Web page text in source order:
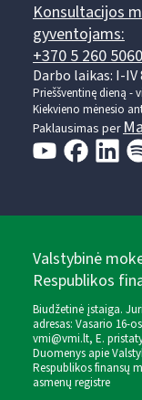
Konsultacijos
gyventojams:
+370 5 260 5060
Darbo laikas: I-IV
Prieššventinę dieną -
Kiekvieno mėnesio
Paklausimas per
Valstybinė
Respublikos
Biudžetinė įstaiga.
adresas: Vasario 16-
vmi@vmi.lt, E.
Duomenys apie
Respublikos finansų
asmenų registre